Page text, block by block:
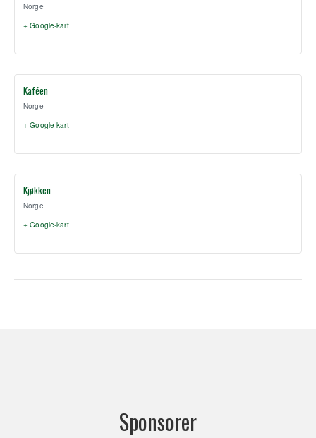
Norge
+ Google-kart
Kaféen
Norge
+ Google-kart
Kjøkken
Norge
+ Google-kart
Sponsorer